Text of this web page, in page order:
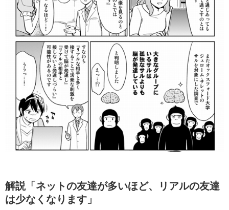
解説「ネットの友達が多いほど、リアルの友達
は少なくなります」